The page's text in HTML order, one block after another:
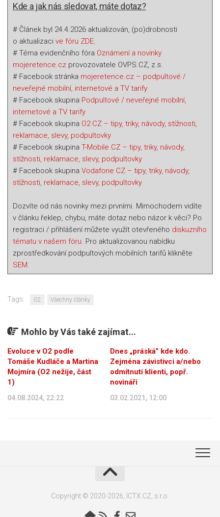
Kde a jak nás sledovat, máte dotaz?
# Článek byl 24.4.2026 aktualizován, (po)drobnosti
o aktualizaci ve fóru ZDE.
# Téma evidenčního fóra Oznámení a novinky
mojeretence.cz provozovatele OVPS.CZ, z.s.
# Facebook stránka mojeretence.cz – podpultové /
neveřejné mobilní, internetové a TV tarify
# Facebook skupina Podpultové / neveřejné mobilní,
internetové a TV tarify
# Facebook skupina O2 CZ – tipy, triky, návody, stížnosti,
reklamace, slevy, podpultovky
# Facebook skupina T-Mobile CZ – tipy, triky, návody,
stížnosti, reklamace, slevy, podpultovky
# Facebook skupina Vodafone CZ – tipy, triky, návody,
stížnosti, reklamace, slevy, podpultovky
Dozvíte od nás novinky mezi prvními. Mimochodem vidíte
v článku řeklep, chybu, máte dotaz nebo názor k věci? Po
registraci / přihlášení můžete využít otevřeného diskuzního
tématu v našem fóru. Pro aktualizovanou nabídku
zprostředkování podpultových mobilních tarifů klikněte
SEM.
Tags: O2 Všechny články
Mohlo by Vás také zajímat...
Evoluce v O2 podle
Tomáše Kudláče a Martina
Mojmíra (O2 nežije, část
1)
04.08.2024, 22:22
Dnes „práská” kde kdo.
Zejména závistivci a/nebo
odmítnutí klienti, popř.
novináři
03.02.2021, 12:00
Copyright © 2020-2026, ICTX.CZ, s.r.o.